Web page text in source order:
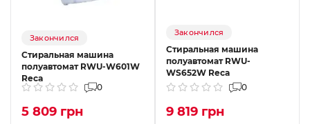
Закончился
Стиральная машина
полуавтомат RWU-W601W
Reca
0
5 809 грн
Закончился
Стиральная машина
полуавтомат RWU-
WS652W Reca
0
9 819 грн